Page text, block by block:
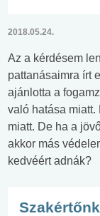
2018.05.24.
Az a kérdésem
pattanásaimra írt
ajánlotta a
való hatása
miatt. De ha a
akkor más
kedvéért adnák?